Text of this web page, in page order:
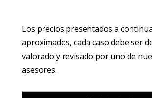
Los precios presentados a
aproximados, cada caso debe ser
valorado y revisado por uno de
asesores.